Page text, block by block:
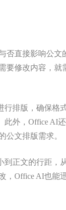
否直接影响公文
要修改内容，就
行排版，确保格
此外，Office AI
公文排版需求。
到正文的行距，
，Office AI也能